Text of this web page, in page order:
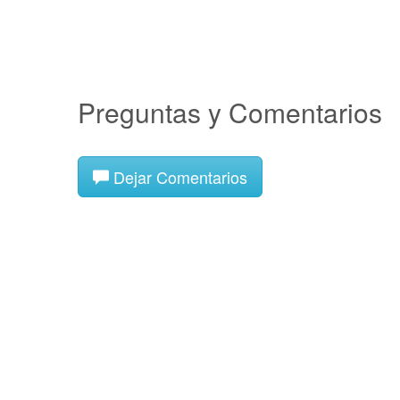
Preguntas y Comentarios
Dejar Comentarios